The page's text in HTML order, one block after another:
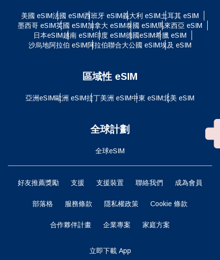
美國 eSIM法國 eSIM西班牙 eSIM義大利 eSIM土耳其 eSIM
墨西哥 eSIM英國 eSIM加拿大 eSIM泰國 eSIM馬來西亞 eSIM
日本eSIM越南 eSIM印度 eSIM德國eSIM希臘 eSIM
沙烏地阿拉伯 eSIM阿拉伯聯合大公國 eSIM埃及 eSIM
區域性 eSIM
亞洲eSIM歐洲 eSIM拉丁美洲 eSIM中東 eSIM北美 eSIM
全球計劃
全球eSIM
好友推薦獎勵 支援 支援裝置 聯絡我們 成為會員
部落格 服務條款 隱私權政策 Cookie 條款
合作夥伴計畫 企業專案 家庭方案
立即下載 App